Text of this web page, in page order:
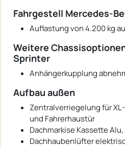
Fahrgestell Mercedes-
Auflastung von 4.200 kg
Weitere
Sprinter
Anhängerkupplung
Aufbau außen
Zentralverriegelung für
und Fahrerhaustür
Dachmarkise Kassette
Dachhaubenlüfter